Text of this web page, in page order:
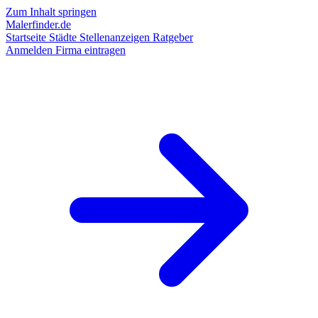
Zum Inhalt springen
Malerfinder.de
Startseite Städte Stellenanzeigen Ratgeber
Anmelden Firma eintragen